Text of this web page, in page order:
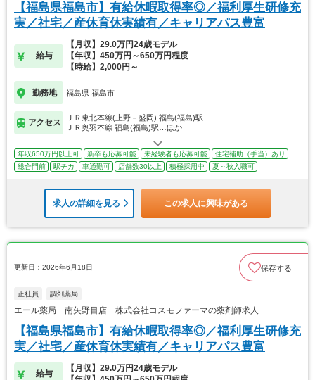
【福島県福島市】有給休暇取得率◎／福利厚生研修充
実／社宅／産休育休実績有／キャリアパス豊富
給与
【月収】29.0万円24歳モデル
【年収】450万円～650万円程度
【時給】2,000円～
勤務地 福島県 福島市
アクセス
ＪＲ東北本線(上野－盛岡) 福島(福島)駅
ＪＲ奥羽本線 福島(福島)駅…ほか
年収650万円以上可 新卒も応募可能 未経験者も応募可能
住宅補助（手当）あり
総合門前
駅チカ 車通勤可 店舗数30以上 積極採用中 夏～秋入職可
求人の詳細を見る この求人に興味がある
更新日：2026年6月18日 保存する
正社員 調剤薬局
エール薬局 南矢野目店 株式会社コスモファーマの薬剤師求人
【福島県福島市】有給休暇取得率◎／福利厚生研修充
実／社宅／産休育休実績有／キャリアパス豊富
給与
【月収】29.0万円24歳モデル